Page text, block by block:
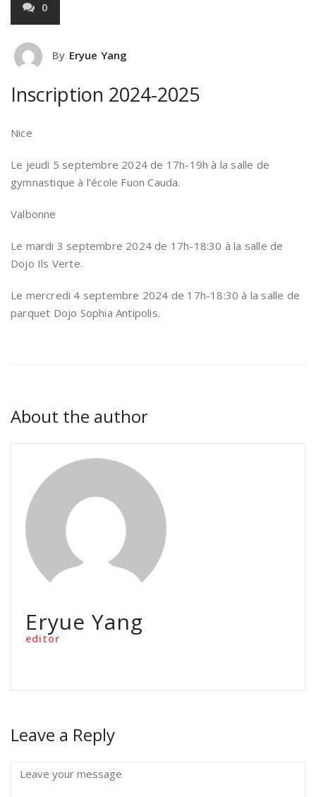
0
By Eryue Yang
Inscription 2024-2025
Nice
Le jeudi 5 septembre 2024 de 17h-19h à la salle de
gymnastique à l’école Fuon Cauda.
Valbonne
Le mardi 3 septembre 2024 de 17h-18:30 à la salle de
Dojo Ils Verte.
Le mercredi 4 septembre 2024 de 17h-18:30 à la salle de
parquet Dojo Sophia Antipolis.
About the author
Eryue Yang
editor
Leave a Reply